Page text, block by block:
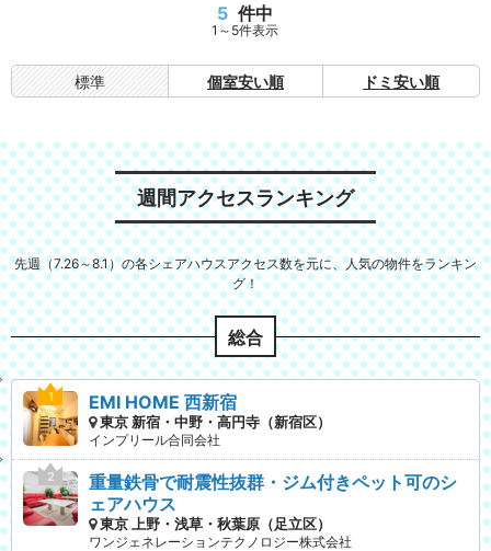
5 件中
1～5件表示
標準 個室安い順 ドミ安い順
週間アクセスランキング
先週（7.26～8.1）の各シェアハウスアクセス数を元に、人気の物件をランキン
グ！
総合
EMI HOME 西新宿
東京 新宿・中野・高円寺（新宿区）
インプリール合同会社
重量鉄骨で耐震性抜群・ジム付きペット可のシ
ェアハウス
東京 上野・浅草・秋葉原（足立区）
ワンジェネレーションテクノロジー株式会社